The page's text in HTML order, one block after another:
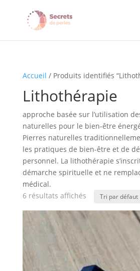
Accueil / Produits identifiés
Lithothérapie
approche basée sur l’utilisation
naturelles pour le bien-être
Pierres naturelles
les pratiques de bien-être et de
personnel. La lithothérapie
démarche spirituelle et ne
médical.
6 résultats affichés